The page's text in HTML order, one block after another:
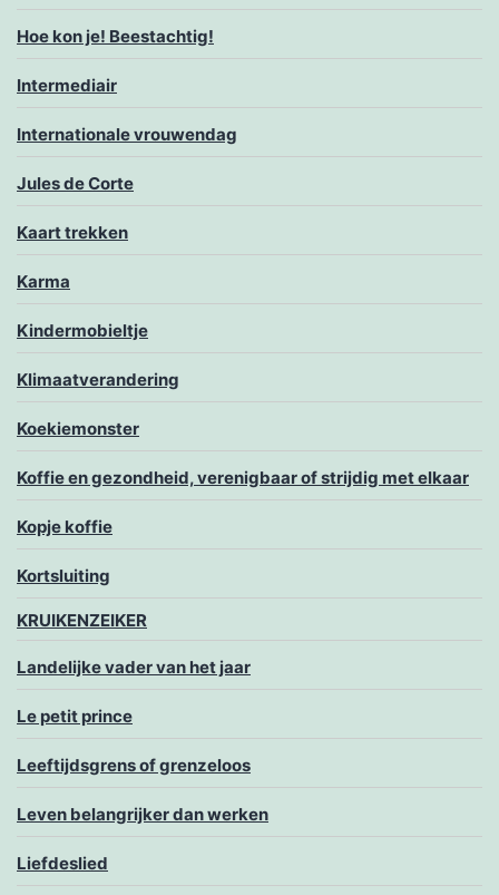
Hoe kon je! Beestachtig!
Intermediair
Internationale vrouwendag
Jules de Corte
Kaart trekken
Karma
Kindermobieltje
Klimaatverandering
Koekiemonster
Koffie en gezondheid, verenigbaar of strijdig met elkaar
Kopje koffie
Kortsluiting
KRUIKENZEIKER
Landelijke vader van het jaar
Le petit prince
Leeftijdsgrens of grenzeloos
Leven belangrijker dan werken
Liefdeslied